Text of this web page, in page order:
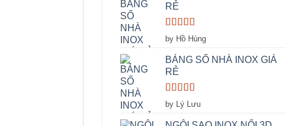
RẺ
Rated5out
of 5
by Hồ Hùng
BẢNG SỐ NHÀ INOX GIÁ
RẺ
Rated 5out
of 5
by Lý Lưu